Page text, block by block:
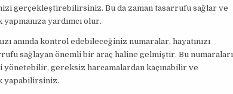
gerçekleştirebilirsiniz. Bu da zaman tasarrufu sağlar ve
yardımcı olur.
anında kontrol edebileceğiniz numaralar, hayatınızı
sağlayan önemli bir araç haline gelmiştir. Bu numaraları
yönetebilir, gereksiz harcamalardan kaçınabilir ve
yapabilirsiniz.